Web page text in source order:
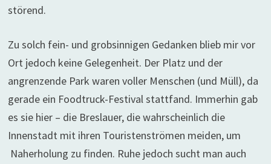
störend.
Zu solch fein- und grobsinnigen Gedanken blieb mir vor
Ort jedoch keine Gelegenheit. Der Platz und der
angrenzende Park waren voller Menschen (und Müll), da
gerade ein Foodtruck-Festival stattfand. Immerhin gab
es sie hier – die Breslauer, die wahrscheinlich die
Innenstadt mit ihren Touristenströmen meiden, um
Naherholung zu finden. Ruhe jedoch sucht man auch